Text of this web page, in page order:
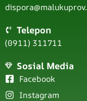
Telepon
(0911) 311711
Sosial Media
Facebook
Instagram